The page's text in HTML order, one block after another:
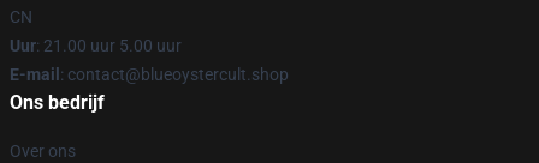
CN
Uur: 21.00 uur 5.00 uur
E-mail : contact@blueoystercult.shop
Ons bedrijf
Over ons